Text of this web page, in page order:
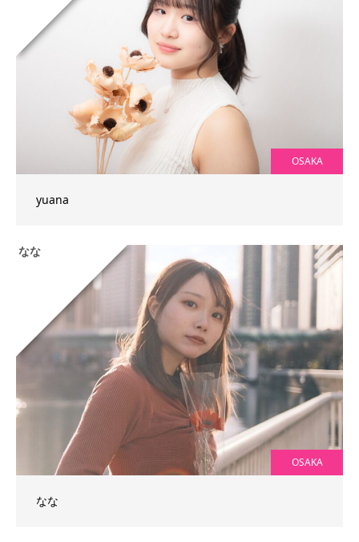
OSAKA
yuana
なな
OSAKA
なな